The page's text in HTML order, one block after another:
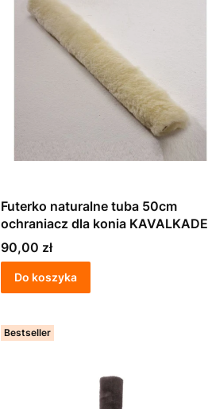
Futerko naturalne tuba 50cm
ochraniacz dla konia KAVALKADE
Cena
90,00 zł
Do koszyka
Bestseller